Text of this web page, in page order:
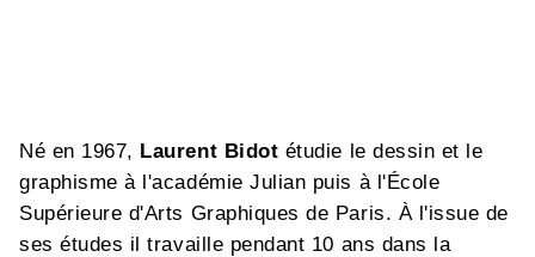
Né en 1967, Laurent Bidot étudie le dessin et le
graphisme à l'académie Julian puis à l'École
Supérieure d'Arts Graphiques de Paris. À l'issue de
ses études il travaille pendant 10 ans dans la